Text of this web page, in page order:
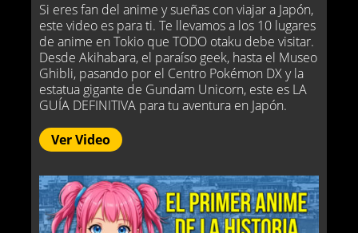
Si eres fan del anime y sueñas con viajar a Japón,
este video es para ti. Te llevamos a los 10 lugares
de anime en Tokio que TODO otaku debe visitar.
Desde Akihabara, el paraíso geek, hasta el Museo
Ghibli, pasando por el Centro Pokémon DX y la
estatua gigante de Gundam Unicorn, este es LA
GUÍA DEFINITIVA para tu aventura en Japón.
Ver Video